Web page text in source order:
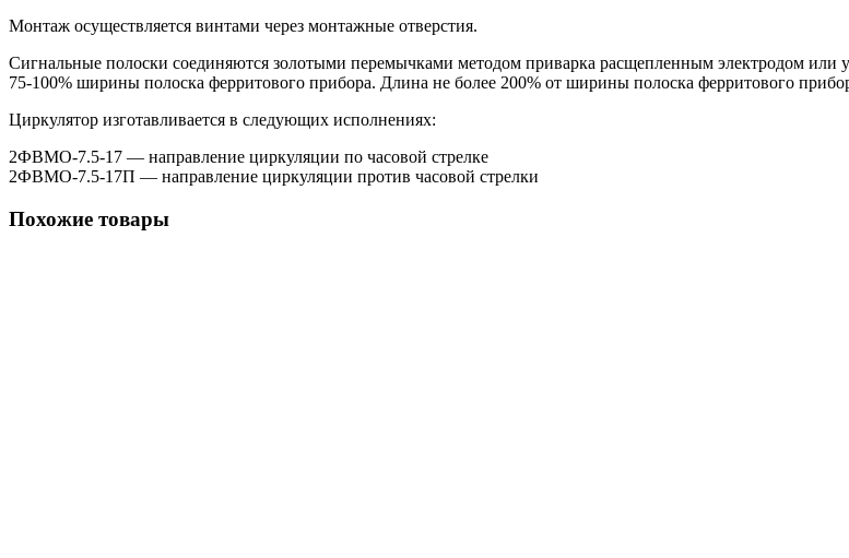
Монтаж осуществляется винтами через монтажные отверстия.
Сигнальные полоски соединяются золотыми перемычками методом приварка расщепленным электродом или
75-100% ширины полоска ферритового прибора. Длина не более 200% от ширины полоска ферритового
Циркулятор изготавливается в следующих исполнениях:
2ФВМO-7.5-17 — направление циркуляции по часовой стрелке
2ФВМO-7.5-17П — направление циркуляции против часовой стрелки
Похожие товары